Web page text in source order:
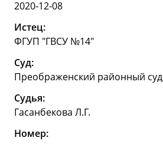
2020-12-08
Истец:
ФГУП "ГВСУ №14"
Суд:
Преображенский районный суд
Судья:
Гасанбекова Л.Г.
Номер: